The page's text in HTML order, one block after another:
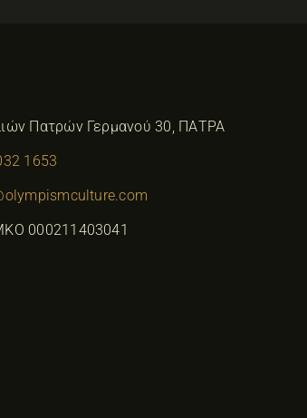
Πατρών Γερμανού 30, ΠΑΤΡΑ
1653
000211403041